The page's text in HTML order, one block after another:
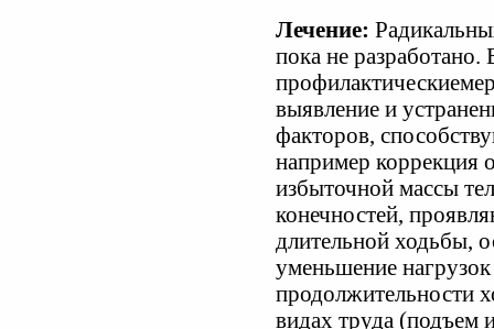
Лечение:
пока не
выявление и
факторов,
например коррекция
избыточной массы
конечностей,
длительной ходьбы,
уменьшение
продолжительности
видах труда (подъем